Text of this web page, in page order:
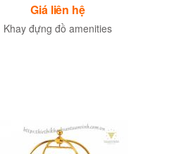
Giá liên hệ
Khay đựng đồ amenities